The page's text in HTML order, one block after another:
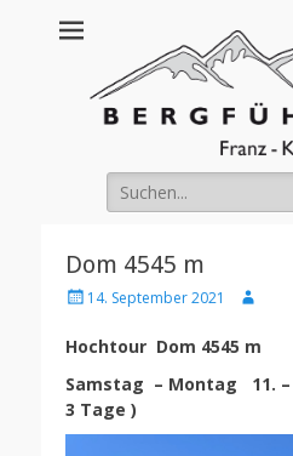
Suche
nach:
Dom 4545 m
Posted14. September 2021 Author
Hochtour Dom 4545 m
Samstag – Montag 11. –
3 Tage )